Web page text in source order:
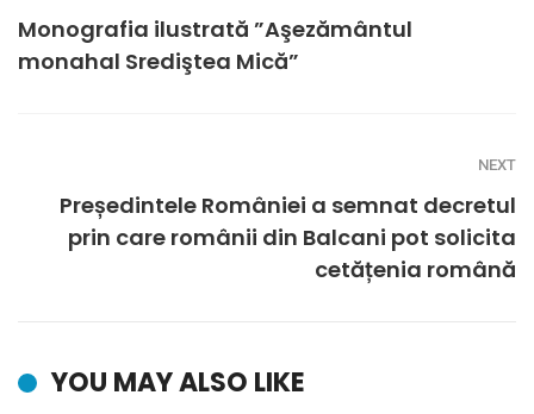
Monografia ilustrată ”Aşezământul
monahal Srediştea Mică”
NEXT
Președintele României a semnat decretul
prin care românii din Balcani pot solicita
cetățenia română
YOU MAY ALSO LIKE